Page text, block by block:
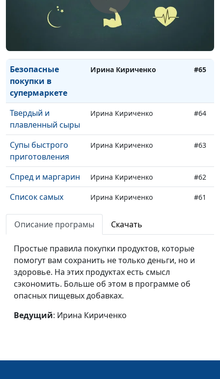
Усилители вкуса Ирина Кириченко
жиры
Безопасные
покупки в
супермаркете
Ирина Кириченко #65
Твердый и
плавленный сыры
Ирина Кириченко #64
Супы быстрого
приготовления
Ирина Кириченко #63
Спред и маргарин Ирина Кириченко #62
Список самых
Ирина Кириченко #61
Сладкие
напитки
Ирина Кириченко
Копчености:
вкусно, но вредно
Ирина Кириченко
аспартам
Описание програмы Скачать
Простые правила покупки продуктов, которые
помогут вам сохранить не только деньги, но и
здоровье. На этих продуктах есть смысл
сэкономить. Больше об этом в программе об
опасных пищевых добавках.
Ведущий: Ирина Кириченко